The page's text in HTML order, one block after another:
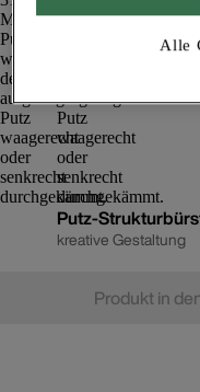
Putz-
kreative Gestaltung
Produkt in
Alle